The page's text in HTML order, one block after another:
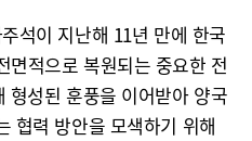
석이 지난해 11년 만에 한국
면적으로 복원되는 중요한 전
형성된 훈풍을 이어받아 양국
협력 방안을 모색하기 위해